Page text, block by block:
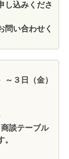
し込みくださ
問い合わせく
３日（金）
談テーブル